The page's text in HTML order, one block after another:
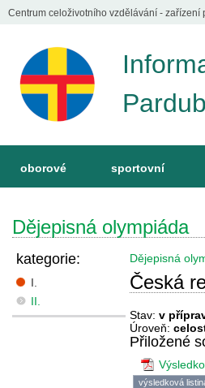
Centrum celoživotního vzdělávání - zařízení
oborové sportovní
Dějepisná olympiáda
kategorie:
I.
II.
Dějepisná
Česká
Stav: v
Úroveň:
Přiložené
výsledková